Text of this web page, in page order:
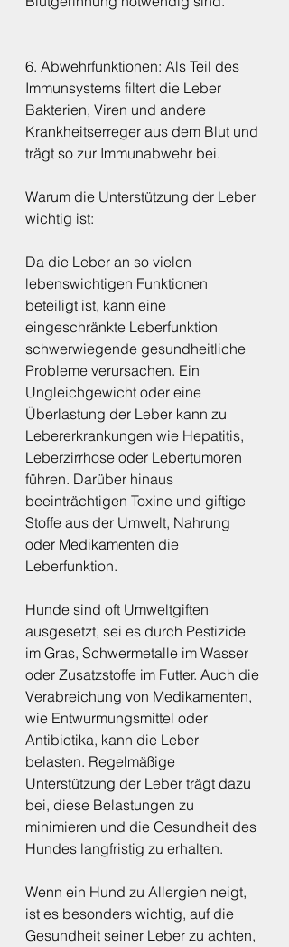
6. Abwehrfunktionen: Als Teil des
Immunsystems filtert die Leber
Bakterien, Viren und andere
Krankheitserreger aus dem Blut und
trägt so zur Immunabwehr bei.
Warum die Unterstützung der Leber
wichtig ist:
Da die Leber an so vielen
lebenswichtigen Funktionen
beteiligt ist, kann eine
eingeschränkte Leberfunktion
schwerwiegende gesundheitliche
Probleme verursachen. Ein
Ungleichgewicht oder eine
Überlastung der Leber kann zu
Lebererkrankungen wie Hepatitis,
Leberzirrhose oder Lebertumoren
führen. Darüber hinaus
beeinträchtigen Toxine und giftige
Stoffe aus der Umwelt, Nahrung
oder Medikamenten die
Leberfunktion.
Hunde sind oft Umweltgiften
ausgesetzt, sei es durch Pestizide
im Gras, Schwermetalle im Wasser
oder Zusatzstoffe im Futter. Auch die
Verabreichung von Medikamenten,
wie Entwurmungsmittel oder
Antibiotika, kann die Leber
belasten. Regelmäßige
Unterstützung der Leber trägt dazu
bei, diese Belastungen zu
minimieren und die Gesundheit des
Hundes langfristig zu erhalten.
Wenn ein Hund zu Allergien neigt,
ist es besonders wichtig, auf die
Gesundheit seiner Leber zu achten,